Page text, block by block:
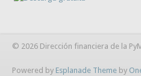
© 2026 Dirección financiera de la
Powered by Esplanade Theme by